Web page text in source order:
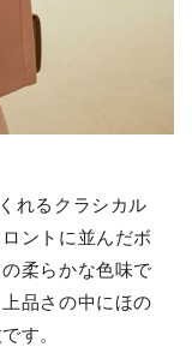
れるクラシカル
ントに並んだボ
柔らかな色味で
品さの中にほの
す。